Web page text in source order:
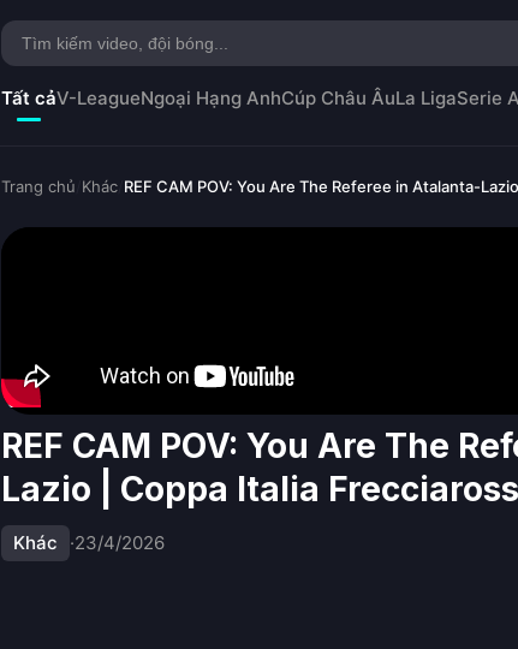
Tất cảV-LeagueNgoại Hạng AnhCúp Châu ÂuLa LigaSerie A
Trang chủ Khác REF CAM POV: You Are The Referee in Atalanta-
REF CAM POV: You Are The
Lazio | Coppa Italia
Khác ·23/4/2026